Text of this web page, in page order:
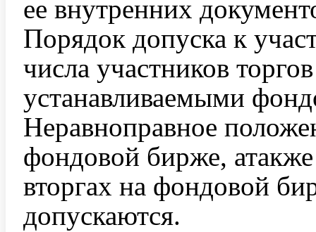
ее внутренних
Порядок допуска к
числа участников
устанавливаемыми
Неравноправное
фондовой бирже, атакже
вторгах на фондовой
допускаются.